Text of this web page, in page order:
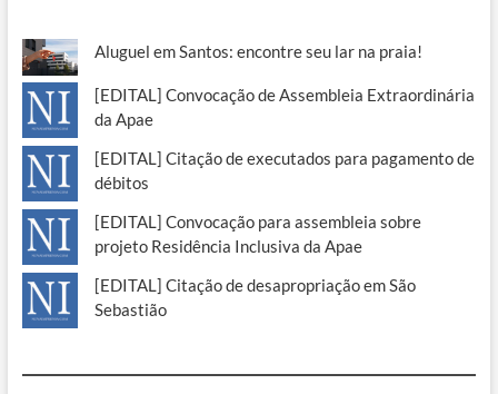
Aluguel em Santos: encontre seu lar na praia!
[EDITAL] Convocação de Assembleia Extraordinária
da Apae
[EDITAL] Citação de executados para pagamento de
débitos
[EDITAL] Convocação para assembleia sobre
projeto Residência Inclusiva da Apae
[EDITAL] Citação de desapropriação em São
Sebastião